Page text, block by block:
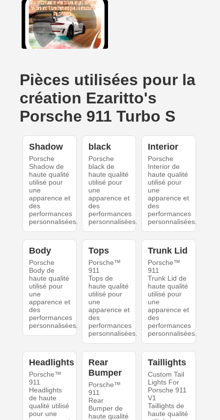
Pièces utilisées pour la
création Ezaritto's
Porsche 911 Turbo S
Shadow
Porsche
Shadow de
haute qualité
utilisé pour
une
apparence et
des
performances
personnalisées.
black
Porsche
black de
haute qualité
utilisé pour
une
apparence et
des
performances
personnalisées.
Interior
Porsche
Interior de
haute qualité
utilisé pour
une
apparence et
des
performances
personnalisées.
Body
Porsche
Body de
haute qualité
utilisé pour
une
apparence et
des
performances
personnalisées.
Tops
Porsche™
911
Tops de
haute qualité
utilisé pour
une
apparence et
des
performances
personnalisées.
Trunk Lid
Porsche™
911
Trunk Lid de
haute qualité
utilisé pour
une
apparence et
des
performances
personnalisées.
Headlights
Porsche™
911
Headlights
de haute
qualité utilisé
pour une
Rear
Bumper
Porsche™
911
Rear
Bumper de
haute qualité
Taillights
Custom Tail
Lights For
Porsche 911
V1
Taillights de
haute qualité